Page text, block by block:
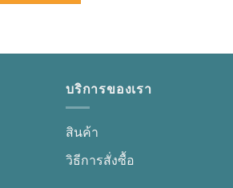
บริการของเรา
สินค้า
วิธีการสั่งซื้อ